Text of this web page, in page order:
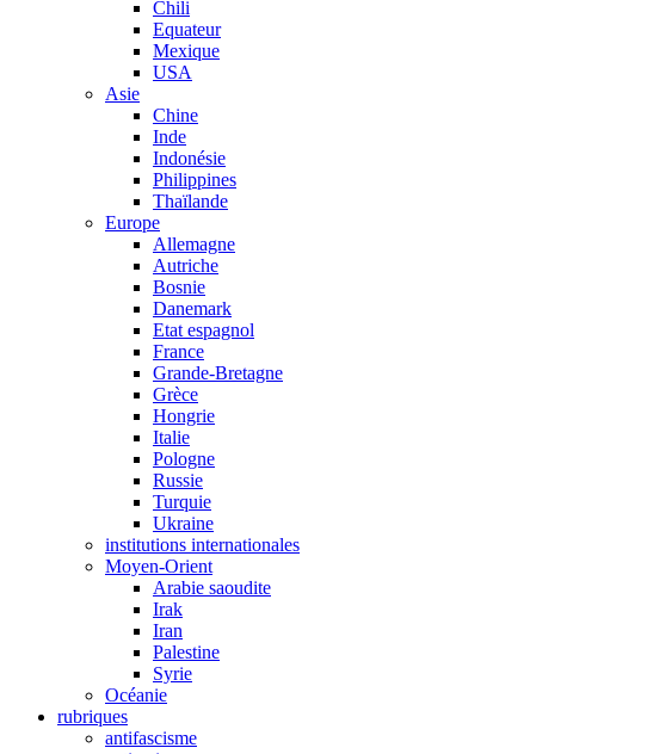
Chili
Equateur
Mexique
USA
Asie
Chine
Inde
Indonésie
Philippines
Thaïlande
Europe
Allemagne
Autriche
Bosnie
Danemark
Etat espagnol
France
Grande-Bretagne
Grèce
Hongrie
Italie
Pologne
Russie
Turquie
Ukraine
institutions internationales
Moyen-Orient
Arabie saoudite
Irak
Iran
Palestine
Syrie
Océanie
rubriques
antifascisme